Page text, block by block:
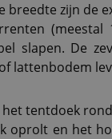
breedte zijn de
slapen. De
lattenbodem
tentdoek
oprolt en het